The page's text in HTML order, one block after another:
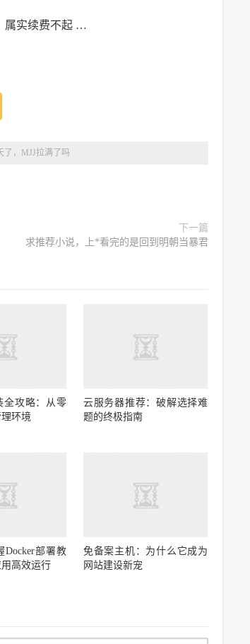
属实续费不起 …
了，MJJ拉满了吗
下一篇
求推荐小说，上*看完的是回到明朝当暴君
全攻略：从零
环境
云服务器推荐：破解选择难
题的终极指南
Docker部署教
高效运行
免备案主机：为什么它成为
网站建设新宠